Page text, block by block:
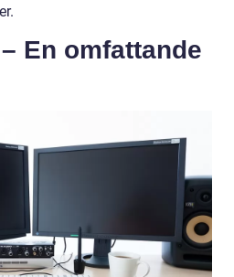
En omfattande